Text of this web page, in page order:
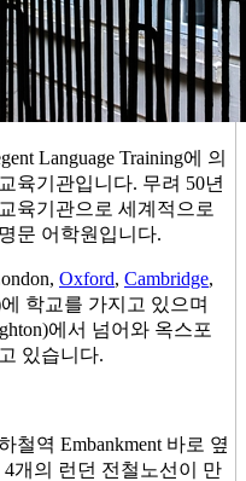
Language Training에 의
육기관입니다. 무려 50년
육기관으로 세계적으로
문 어학원입니다.
Oxford, Cambridge,
학교를 가지고 있으며
에서 넘어와 옥스포
있습니다.
철역 Embankment 바로 옆
개의 런던 전철노선이 만